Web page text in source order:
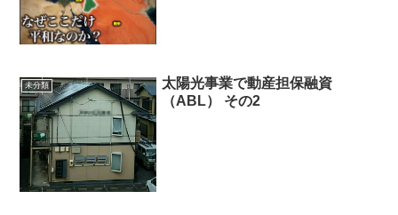
未分類
太陽光事業で動産担保融資
（ABL） その2